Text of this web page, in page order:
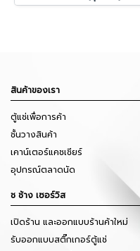
สินค้าของเรา
ตู้แช่เพื่อการค้า
ชั้นวางสินค้า
เคาน์เตอร์แคชเชียร์
อุปกรณ์ตลาดนัด
ช ช้าง เซอร์วิส
เปิดร้าน และออกแบบร้านค้าใหม่
รับออกแบบสติ๊กเกอร์ตู้แช่